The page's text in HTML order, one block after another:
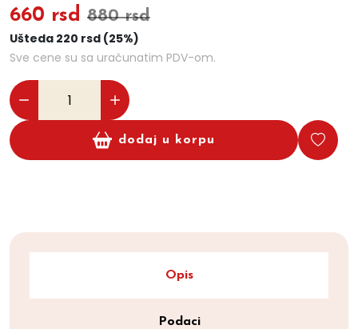
660 rsd 880 rsd
Ušteda 220 rsd (25%)
Sve cene su sa uračunatim PDV-om.
dodaj u korpu
Opis
Podaci